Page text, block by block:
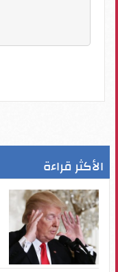
الأكثر قراءة